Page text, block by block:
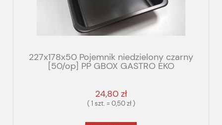
227x178x50 Pojemnik niedzielony czarny
[50/op] PP GBOX GASTRO EKO
24,80 zł
( 1 szt. = 0,50 zł )